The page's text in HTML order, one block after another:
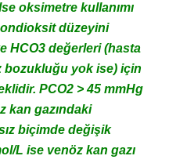
oksimetre kullanımı
düzeyini
HCO3 değerleri (hasta
bozukluğu yok ise) için
PCO2 > 45 mmHg
kan gazındaki
biçimde değişik
L ise venöz kan gazı